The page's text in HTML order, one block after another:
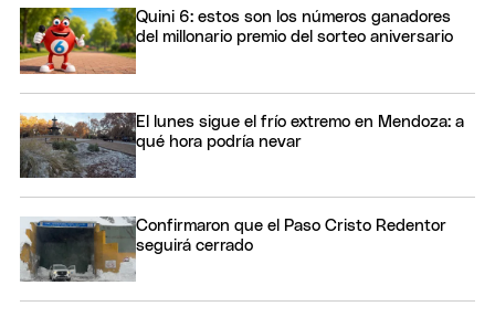
Quini 6: estos son los números ganadores
del millonario premio del sorteo aniversario
El lunes sigue el frío extremo en Mendoza: a
qué hora podría nevar
Confirmaron que el Paso Cristo Redentor
seguirá cerrado